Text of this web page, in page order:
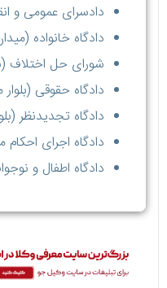
دادسرای عمومی و
دادگاه خانواده
شورای حل اختلاف
دادگاه حقوقی
دادگاه تجدیدنظر
دادگاه اجرای
دادگاه اطفال و